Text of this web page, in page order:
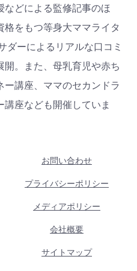
などによる監修記事のほ
をもつ等身大ママライタ
ダーによるリアルな口コミ
開。また、母乳育児や赤ち
ー講座、ママのセカンドラ
座なども開催していま
お問い合わせ
プライバシーポリシー
メディアポリシー
会社概要
サイトマップ